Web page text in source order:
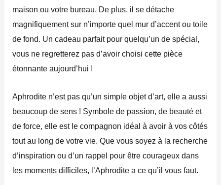
maison ou votre bureau. De plus, il se détache
magnifiquement sur n’importe quel mur d’accent ou toile
de fond. Un cadeau parfait pour quelqu’un de spécial,
vous ne regretterez pas d’avoir choisi cette pièce
étonnante aujourd’hui !
Aphrodite n’est pas qu’un simple objet d’art, elle a aussi
beaucoup de sens ! Symbole de passion, de beauté et
de force, elle est le compagnon idéal à avoir à vos côtés
tout au long de votre vie. Que vous soyez à la recherche
d’inspiration ou d’un rappel pour être courageux dans
les moments difficiles, l’Aphrodite a ce qu’il vous faut.